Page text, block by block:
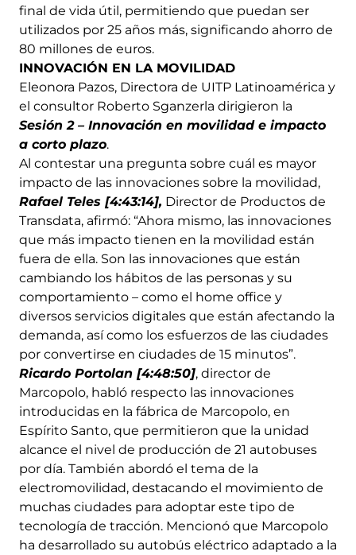
final de vida útil, permitiendo que puedan ser
utilizados por 25 años más, significando ahorro de
80 millones de euros.
INNOVACIÓN EN LA MOVILIDAD
Eleonora Pazos, Directora de UITP Latinoamérica y
el consultor Roberto Sganzerla dirigieron la
Sesión 2 – Innovación en movilidad e impacto
a corto plazo.
Al contestar una pregunta sobre cuál es mayor
impacto de las innovaciones sobre la movilidad,
Rafael Teles [4:43:14], Director de Productos de
Transdata, afirmó: “Ahora mismo, las innovaciones
que más impacto tienen en la movilidad están
fuera de ella. Son las innovaciones que están
cambiando los hábitos de las personas y su
comportamiento – como el home office y
diversos servicios digitales que están afectando la
demanda, así como los esfuerzos de las ciudades
por convertirse en ciudades de 15 minutos”.
Ricardo Portolan [4:48:50], director de
Marcopolo, habló respecto las innovaciones
introducidas en la fábrica de Marcopolo, en
Espírito Santo, que permitieron que la unidad
alcance el nivel de producción de 21 autobuses
por día. También abordó el tema de la
electromovilidad, destacando el movimiento de
muchas ciudades para adoptar este tipo de
tecnología de tracción. Mencionó que Marcopolo
ha desarrollado su autobús eléctrico adaptado a la